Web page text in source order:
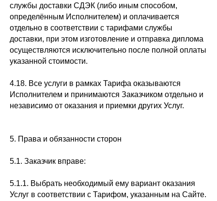
службы доставки СДЭК (либо иным способом,
определённым Исполнителем) и оплачивается
отдельно в соответствии с тарифами службы
доставки, при этом изготовление и отправка диплома
осуществляются исключительно после полной оплаты
указанной стоимости.
4.18. Все услуги в рамках Тарифа оказываются
Исполнителем и принимаются Заказчиком отдельно и
независимо от оказания и приемки других Услуг.
5. Права и обязанности сторон
5.1. Заказчик вправе:
5.1.1. Выбрать необходимый ему вариант оказания
Услуг в соответствии с Тарифом, указанным на Сайте.